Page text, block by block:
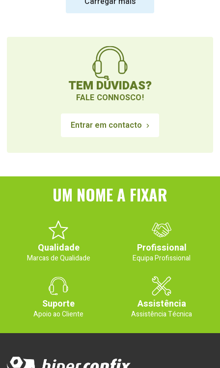
TEM DÚVIDAS?
FALE CONNOSCO!
Entrar em contacto
UM NOME A FIXAR
Qualidade
Marcas de Qualidade
Profissional
Equipa Profissional
Suporte
Apoio ao Cliente
Assistência
Assistência Técnica